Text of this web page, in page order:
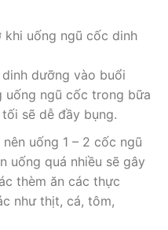
khi uống ngũ cốc dinh
dưỡng vào buổi
uống ngũ cốc trong bữa
sẽ dễ đầy bụng.
uống 1 – 2 cốc ngũ
uống quá nhiều sẽ gây
thèm ăn các thực
như thịt, cá, tôm,